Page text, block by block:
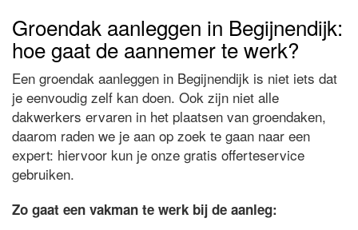
Groendak aanleggen in Begijnendijk:
hoe gaat de aannemer te werk?
Een groendak aanleggen in Begijnendijk is niet iets dat
je eenvoudig zelf kan doen. Ook zijn niet alle
dakwerkers ervaren in het plaatsen van groendaken,
daarom raden we je aan op zoek te gaan naar een
expert: hiervoor kun je onze gratis offerteservice
gebruiken.
Zo gaat een vakman te werk bij de aanleg: